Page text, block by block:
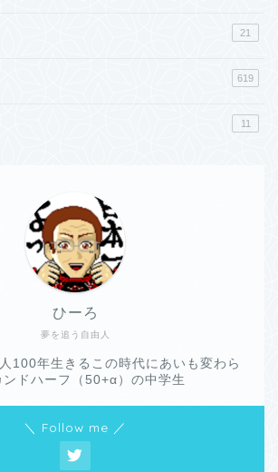
21
619
11
夢を追う自由人
ひーろ
100年生きるこの時代にあいも変わら
ドハーフ（50+α）の中学生
＼ Follow me ／